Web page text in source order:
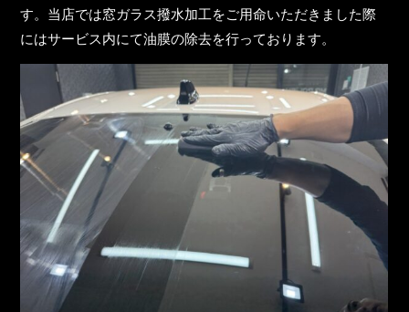
す。当店では窓ガラス撥水加工をご用命いただきました際
にはサービス内にて油膜の除去を行っております。